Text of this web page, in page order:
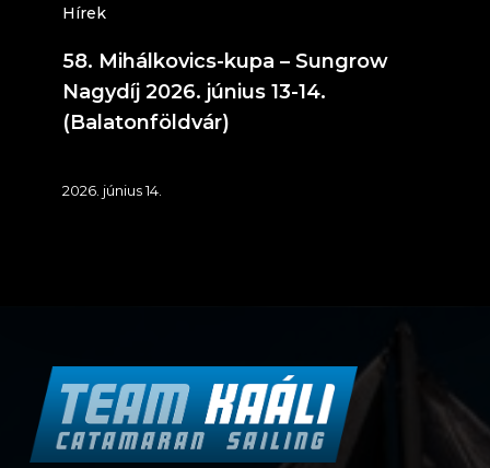
Hírek
(Balatonföldvár)
58. Mihálkovics-kupa – Sungrow
Nagydíj 2026. június 13-14.
(Balatonföldvár)
2026. június 14.